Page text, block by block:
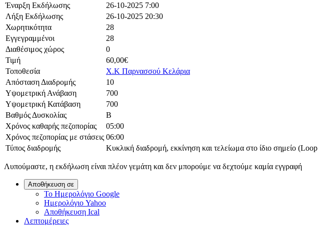
Έναρξη Εκδήλωσης
26-10-2025 7:00
Λήξη Εκδήλωσης
26-10-2025 20:30
Χωρητικότητα
28
Εγγεγραμμένοι
28
Διαθέσιμος χώρος
0
Τιμή
60,00€
Τοποθεσία
X.K Παρνασσού Κελάρια
Απόσταση Διαδρομής
10
Υψομετρική Ανάβαση
700
Υψομετρική Κατάβαση
700
Βαθμός Δυσκολίας
Β
Χρόνος καθαρής πεζοπορίας
05:00
Χρόνος πεζοπορίας με στάσεις 06:00
Τύπος διαδρομής
Κυκλική διαδρομή, εκκίνηση και τελείωμα στο ίδιο σημείο
Λυπούμαστε, η εκδήλωση είναι πλέον γεμάτη και δεν μπορούμε να δεχτούμε καμία εγγραφή
Αποθήκευση σε
Το Ημερολόγιο Google
Ημερολόγιο Yahoo
Αποθήκευση Ical
Λεπτομέρειες